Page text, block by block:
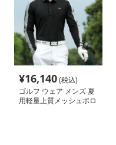
¥16,140(税込)
ゴルフ ウェア メンズ 夏
用軽量上質メッシュポロ